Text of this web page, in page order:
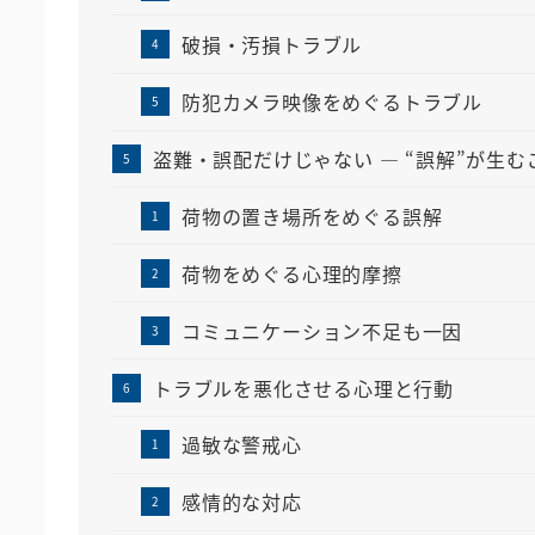
破損・汚損トラブル
防犯カメラ映像をめぐるトラブル
盗難・誤配だけじゃない ― “誤解”が生む
荷物の置き場所をめぐる誤解
荷物をめぐる心理的摩擦
コミュニケーション不足も一因
トラブルを悪化させる心理と行動
過敏な警戒心
感情的な対応